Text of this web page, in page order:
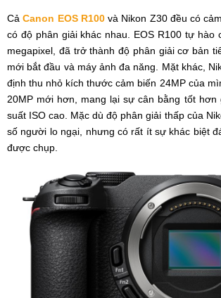
CảCanon EOS R100 và Nikon Z30 đều có
có độ phân giải khác nhau. EOS R100 tự hào
megapixel, đã trở thành độ phân giải cơ bản
mới bắt đầu và máy ảnh đa năng. Mặt khác,
định thu nhỏ kích thước cảm biến 24MP của
20MP mới hơn, mang lại sự cân bằng tốt hơn
suất ISO cao. Mặc dù độ phân giải thấp của
số người lo ngại, nhưng có rất ít sự khác biệt
được chụp.